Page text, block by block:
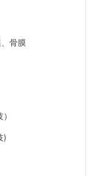
骨膜
)